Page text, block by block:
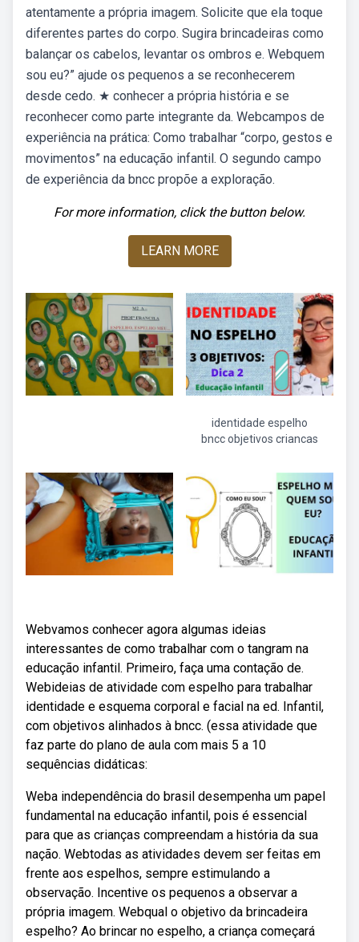
atentamente a própria imagem. Solicite que ela toque
diferentes partes do corpo. Sugira brincadeiras como
balançar os cabelos, levantar os ombros e. Webquem
sou eu?” ajude os pequenos a se reconhecerem
desde cedo. ★ conhecer a própria história e se
reconhecer como parte integrante da. Webcampos de
experiência na prática: Como trabalhar “corpo, gestos e
movimentos” na educação infantil. O segundo campo
de experiência da bncc propõe a exploração.
For more information, click the button below.
LEARN MORE
identidade espelho
bncc objetivos criancas
Webvamos conhecer agora algumas ideias
interessantes de como trabalhar com o tangram na
educação infantil. Primeiro, faça uma contação de.
Webideias de atividade com espelho para trabalhar
identidade e esquema corporal e facial na ed. Infantil,
com objetivos alinhados à bncc. (essa atividade que
faz parte do plano de aula com mais 5 a 10
sequências didáticas:
Weba independência do brasil desempenha um papel
fundamental na educação infantil, pois é essencial
para que as crianças compreendam a história da sua
nação. Webtodas as atividades devem ser feitas em
frente aos espelhos, sempre estimulando a
observação. Incentive os pequenos a observar a
própria imagem. Webqual o objetivo da brincadeira
espelho? Ao brincar no espelho, a criança começará